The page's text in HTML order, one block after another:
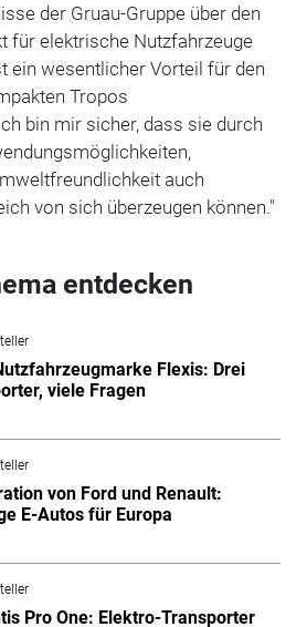
der Gruau-Gruppe über den
für elektrische Nutzfahrzeuge
ein wesentlicher Vorteil für den
Tropos
bin mir sicher, dass sie durch
auch
von sich überzeugen können."
entdecken
Flexis: Drei
viele Fragen
von Ford und Renault:
E-Autos für Europa
Pro One: Elektro-Transporter